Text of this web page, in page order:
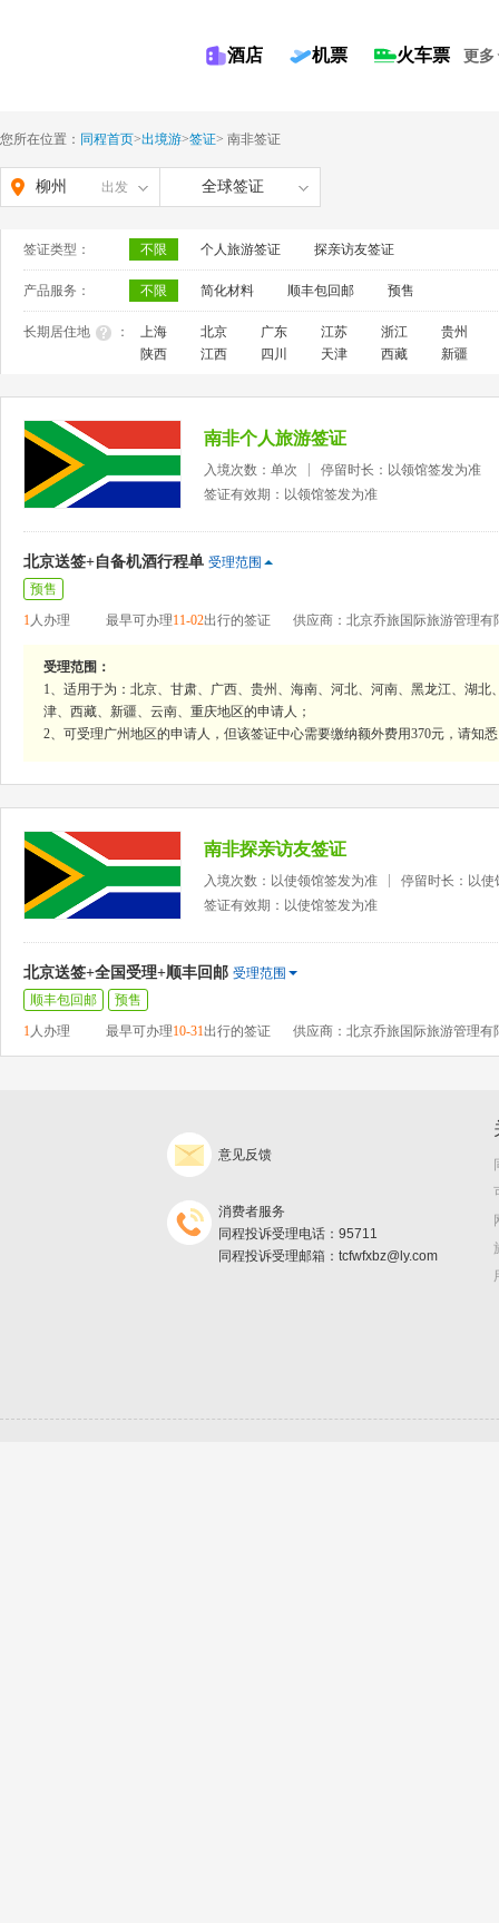
酒店 机票 火车票 更多
您所在位置： 同程首页>出境游>签证> 南非签证
柳州 出发 全球签证
签证类型： 不限 个人旅游签证 探亲访友签证
产品服务： 不限 简化材料 顺丰包回邮 预售
长期居住地 ： 上海 北京 广东 江苏 浙江
贵州
陕西
江西 四川 天津 西藏 新疆
南非个人旅游签证
入境次数：单次
停留时长：以领馆签发为准
签证有效期：以领馆签发为准
北京送签+自备机酒行程单 受理范围
预售
1人办理 最早可办理11-02出行的签证 供应商：北京乔旅国际旅游管理有
受理范围：
1、适用于为：北京、甘肃、广西、贵州、海南、河北、河南、黑龙江、湖
津、西藏、新疆、云南、重庆地区的申请人；
2、可受理广州地区的申请人，但该签证中心需要缴纳额外费用370元，请知
南非探亲访友签证
入境次数：以使领馆签发为准
停留时长：以使
签证有效期：以使馆签发为准
北京送签+全国受理+顺丰回邮 受理范围
顺丰包回邮
预售
1人办理 最早可办理10-31出行的签证 供应商：北京乔旅国际旅游管理有
意见反馈
消费者服务
同程投诉受理电话：95711
同程投诉受理邮箱：tcfwfxbz@ly.com